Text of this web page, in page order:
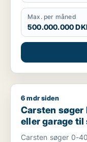
Max. per måned
500.000.000
Carsten søger
6 mdr siden
Carsten
eller garage til
Vesterbro
Carsten søger 0-